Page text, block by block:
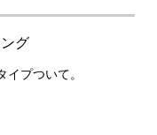
グ
イプついて。